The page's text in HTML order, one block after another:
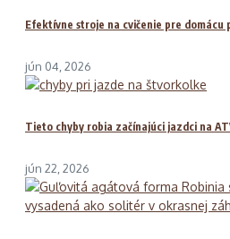
Efektívne stroje na cvičenie pre domácu
jún 04, 2026
Tieto chyby robia začínajúci jazdci na
jún 22, 2026